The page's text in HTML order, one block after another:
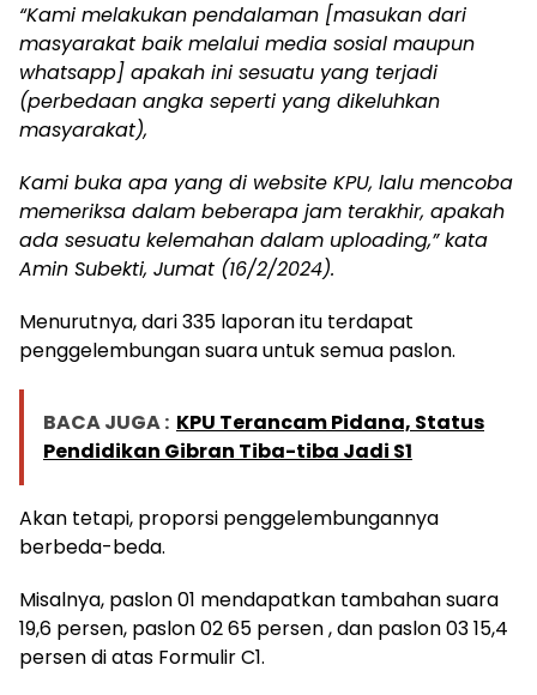
“Kami melakukan pendalaman [masukan dari
masyarakat baik melalui media sosial maupun
whatsapp] apakah ini sesuatu yang terjadi
(perbedaan angka seperti yang dikeluhkan
masyarakat),
Kami buka apa yang di website KPU, lalu mencoba
memeriksa dalam beberapa jam terakhir, apakah
ada sesuatu kelemahan dalam uploading,” kata
Amin Subekti, Jumat (16/2/2024).
Menurutnya, dari 335 laporan itu terdapat
penggelembungan suara untuk semua paslon.
BACA JUGA : KPU Terancam Pidana, Status
Pendidikan Gibran Tiba-tiba Jadi S1
Akan tetapi, proporsi penggelembungannya
berbeda-beda.
Misalnya, paslon 01 mendapatkan tambahan suara
19,6 persen, paslon 02 65 persen , dan paslon 03 15,4
persen di atas Formulir C1.